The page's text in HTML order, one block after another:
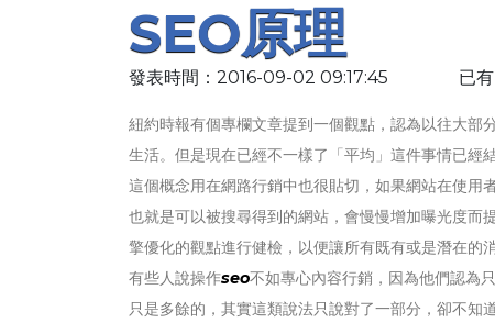
SEO原理
發表時間：2016-09-02 09:17:45 已
紐約時報有個專欄文章提到一個觀點，認為以往大部
生活。但是現在已經不一樣了「平均」這件事情已經
這個概念用在網路行銷中也很貼切，如果網站在使用
也就是可以被搜尋得到的網站，會慢慢增加曝光度而
擎優化的觀點進行健檢，以便讓所有既有或是潛在的
有些人說操作seo不如專心內容行銷，因為他們認為
只是多餘的，其實這類說法只說對了一部分，卻不知